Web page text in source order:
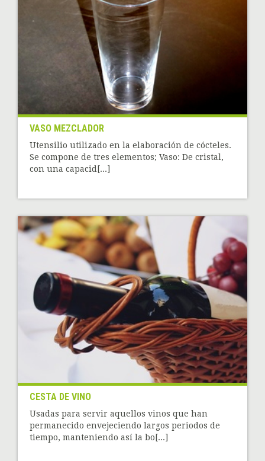
VASO MEZCLADOR
Utensilio utilizado en la elaboración de cócteles.
Se compone de tres elementos; Vaso: De cristal,
con una capacid[...]
CESTA DE VINO
Usadas para servir aquellos vinos que han
permanecido envejeciendo largos periodos de
tiempo, manteniendo así la bo[...]